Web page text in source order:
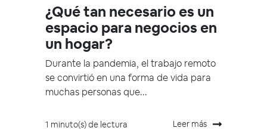
¿Qué tan necesario es un
espacio para negocios en
un hogar?
Durante la pandemia, el trabajo remoto
se convirtió en una forma de vida para
muchas personas que...
1 minuto(s) de lectura Leer más